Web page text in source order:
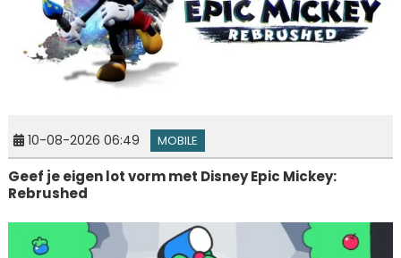
10-08-2026 06:49 MOBILE
Geef je eigen lot vorm met Disney Epic Mickey:
Rebrushed